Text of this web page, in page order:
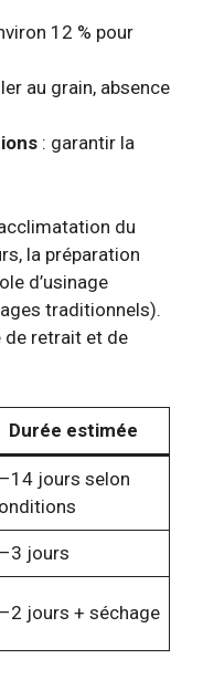
12 % pour
au grain, absence
: garantir la
du
la préparation
d’usinage
traditionnels).
de retrait et de
Durée estimée
jours selon
jours
jours + séchage